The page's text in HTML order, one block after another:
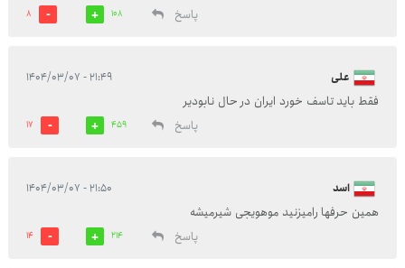
پاسخ 108
8
علی ۲۱:۴۹ - ۱۴۰۴/۰۳/۰۷
فقط باید تاسف خورد ایران در حال نابودیر
پاسخ
459
17
اسد ۲۱:۵۰ - ۱۴۰۴/۰۳/۰۷
همین حرفها رامیزنید موهویجی شیرمیشه
پاسخ
214
14